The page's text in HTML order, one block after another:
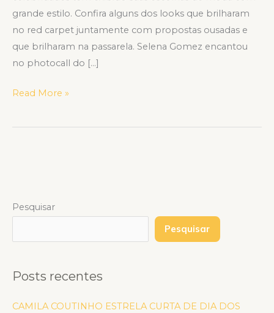
grande estilo. Confira alguns dos looks que brilharam
no red carpet juntamente com propostas ousadas e
que brilharam na passarela. Selena Gomez encantou
no photocall do […]
Read More »
Pesquisar
Pesquisar
Posts recentes
CAMILA COUTINHO ESTRELA CURTA DE DIA DOS